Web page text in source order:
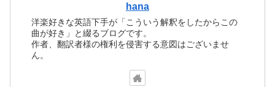
hana
洋楽好きな英語下手が「こういう解釈をしたからこの
曲が好き」と綴るブログです。
作者、翻訳者様の権利を侵害する意図はございませ
ん。